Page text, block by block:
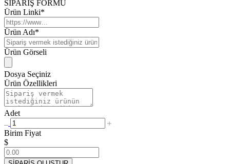
SİPARİŞ FORMU
Ürün Linki*
Ürün Adı*
Ürün Görseli
Dosya Seçiniz
Ürün Özellikleri
Adet
Birim Fiyat
$